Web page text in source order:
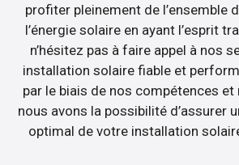
profiter pleinement de l’ensemble
l’énergie solaire en ayant l’esprit
n’hésitez pas à faire appel à nos
installation solaire fiable et
par le biais de nos compétences et
nous avons la possibilité d’assurer
optimal de votre installation